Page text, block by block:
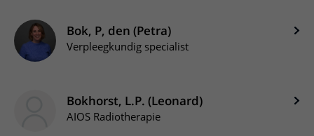
Bok, P, den (Petra)
Verpleegkundig specialist
Bokhorst, L.P. (Leonard)
AIOS Radiotherapie